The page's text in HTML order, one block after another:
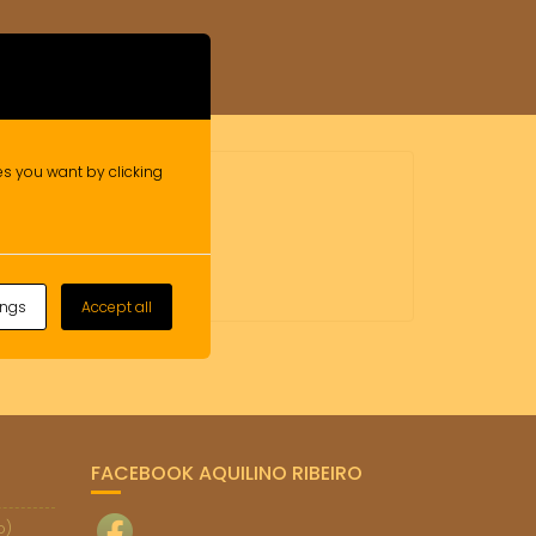
FACEBOOK AQUILINO RIBEIRO
you want by clicking
Accept all